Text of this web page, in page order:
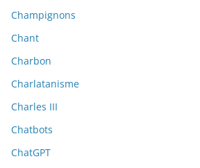
Champignons
Chant
Charbon
Charlatanisme
Charles III
Chatbots
ChatGPT